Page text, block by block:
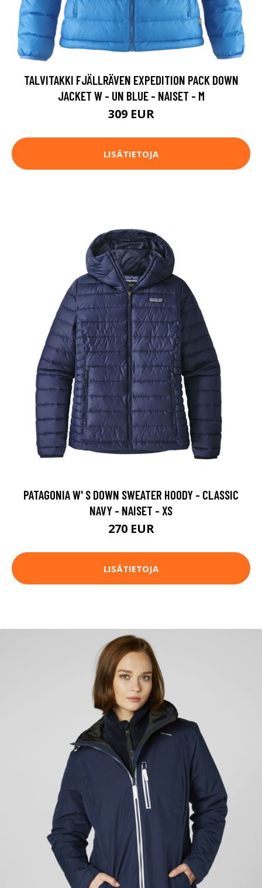
TALVITAKKI FJÄLLRÄVEN EXPEDITION PACK DOWN
JACKET W - UN BLUE - NAISET - M
309 EUR
LISÄTIETOJA
PATAGONIA W' S DOWN SWEATER HOODY - CLASSIC
NAVY - NAISET - XS
270 EUR
LISÄTIETOJA